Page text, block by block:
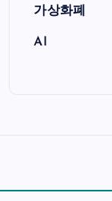
가상화폐
AI